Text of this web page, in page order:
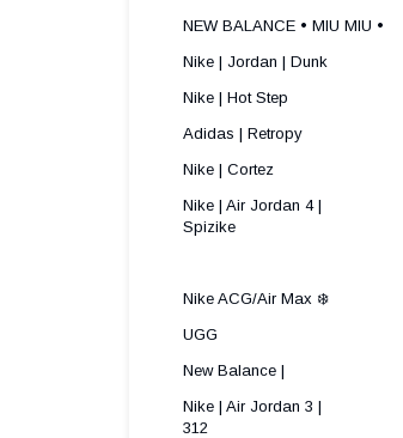
NEW BALANCE • MIU MIU •
Nike | Jordan | Dunk
Nike | Hot Step
Adidas | Retropy
Nike | Cortez
Nike | Air Jordan 4 |
Nike ACG/Air Max ❄️
UGG
New Balance |
Nike | Air Jordan 3 |